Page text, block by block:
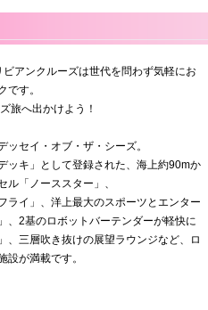
アンクルーズは世代を問わず気軽にお
です。
旅へ出かけよう！
ッセイ・オブ・ザ・ シーズ。
キ」として登録された、 海上約90mか
ル「 ノーススター」、
ライ」、 洋上最大のスポーツとエンター
、2基のロボットバーテンダーが軽快に
、 三層吹き抜けの展望ラウンジなど、ロ
設が満載です。